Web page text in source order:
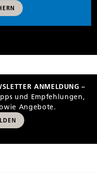
ANMELDUNG –
und Empfehlungen,
Angebote.